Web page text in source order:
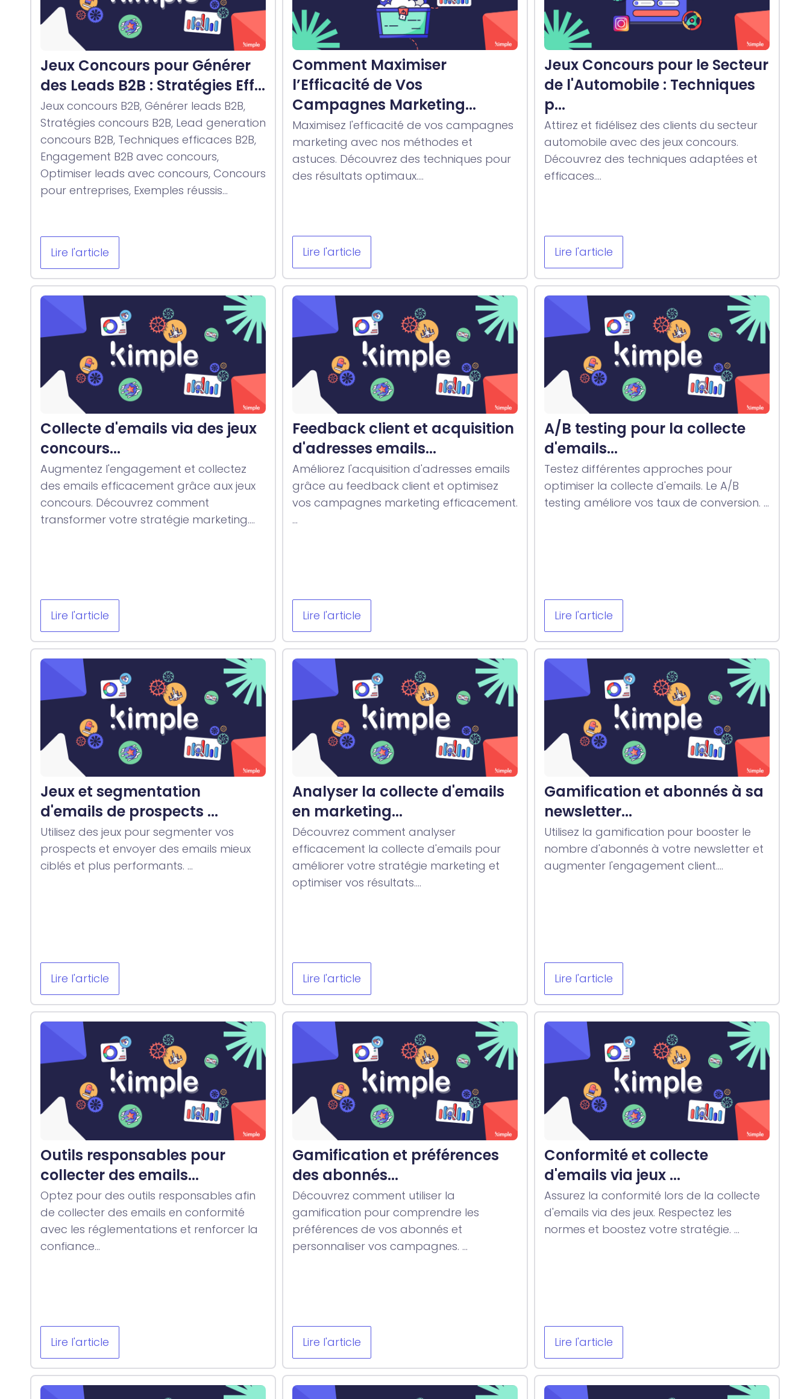
Jeux Concours pour Générer
des Leads B2B : Stratégies Eff...
Jeux concours B2B, Générer leads B2B,
Stratégies concours B2B, Lead generation
concours B2B, Techniques efficaces B2B,
Engagement B2B avec concours,
Optimiser leads avec concours, Concours
pour entreprises, Exemples réussis...
Lire l'article
Comment Maximiser
l’Efficacité de Vos
Campagnes Marketing...
Maximisez l'efficacité de vos campagnes
marketing avec nos méthodes et
astuces. Découvrez des techniques pour
des résultats optimaux....
Lire l'article
Jeux Concours pour le Secteur
de l'Automobile : Techniques
p...
Attirez et fidélisez des clients du secteur
automobile avec des jeux concours.
Découvrez des techniques adaptées et
efficaces....
Lire l'article
Collecte d'emails via des jeux
concours...
Augmentez l'engagement et collectez
des emails efficacement grâce aux jeux
concours. Découvrez comment
transformer votre stratégie marketing....
Lire l'article
Feedback client et acquisition
d'adresses emails...
Améliorez l'acquisition d'adresses emails
grâce au feedback client et optimisez
vos campagnes marketing efficacement.
...
Lire l'article
A/B testing pour la collecte
d'emails...
Testez différentes approches pour
optimiser la collecte d'emails. Le A/B
testing améliore vos taux de conversion. ...
Lire l'article
Jeux et segmentation
d'emails de prospects ...
Utilisez des jeux pour segmenter vos
prospects et envoyer des emails mieux
ciblés et plus performants. ...
Lire l'article
Analyser la collecte d'emails
en marketing...
Découvrez comment analyser
efficacement la collecte d'emails pour
améliorer votre stratégie marketing et
optimiser vos résultats....
Lire l'article
Gamification et abonnés à sa
newsletter...
Utilisez la gamification pour booster le
nombre d'abonnés à votre newsletter et
augmenter l'engagement client....
Lire l'article
Outils responsables pour
collecter des emails...
Optez pour des outils responsables afin
de collecter des emails en conformité
avec les réglementations et renforcer la
confiance...
Lire l'article
Gamification et préférences
des abonnés...
Découvrez comment utiliser la
gamification pour comprendre les
préférences de vos abonnés et
personnaliser vos campagnes. ...
Lire l'article
Conformité et collecte
d'emails via jeux ...
Assurez la conformité lors de la collecte
d'emails via des jeux. Respectez les
normes et boostez votre stratégie. ...
Lire l'article